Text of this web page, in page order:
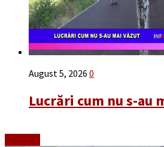
August 5, 2026 0
Lucrări cum nu s-au